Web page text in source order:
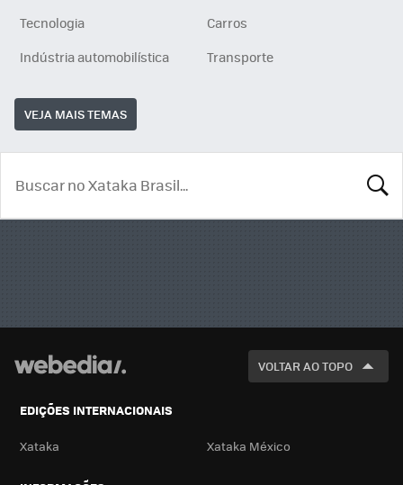
Tecnologia
Carros
Indústria automobilística
Transporte
VEJA MAIS TEMAS
VOLTAR AO TOPO
EDIÇÕES INTERNACIONAIS
Xataka Xataka México